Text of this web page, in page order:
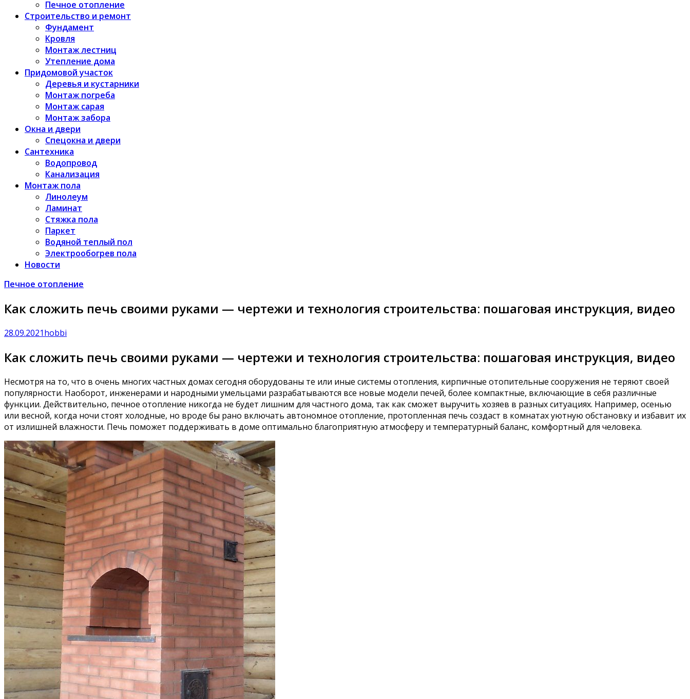
Печное отопление
Строительство и ремонт
Фундамент
Кровля
Монтаж лестниц
Утепление дома
Придомовой участок
Деревья и кустарники
Монтаж погреба
Монтаж сарая
Монтаж забора
Окна и двери
Спецокна и двери
Сантехника
Водопровод
Канализация
Монтаж пола
Линолеум
Ламинат
Стяжка пола
Паркет
Водяной теплый пол
Электрообогрев пола
Новости
Печное отопление
Как сложить печь своими руками — чертежи и технология строительства: пошаговая инструкция, видео
28.09.2021hobbi
Как сложить печь своими руками — чертежи и технология строительства: пошаговая инструкция, видео
Несмотря на то, что в очень многих частных домах сегодня оборудованы те или иные системы отопления, кирпичные отопительные сооружения не теряют своей
популярности. Наоборот, инженерами и народными умельцами разрабатываются все новые модели печей, более компактные, включающие в себя различные
функции. Действительно, печное отопление никогда не будет лишним для частного дома, так как сможет выручить хозяев в разных ситуациях. Например, осенью
или весной, когда ночи стоят холодные, но вроде бы рано включать автономное отопление, протопленная печь создаст в комнатах уютную обстановку и избавит их
от излишней влажности. Печь поможет поддерживать в доме оптимально благоприятную атмосферу и температурный баланс, комфортный для человека.